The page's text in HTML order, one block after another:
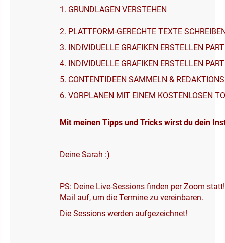
1. GRUNDLAGEN VERSTEHEN
2. PLATTFORM-GERECHTE TEXTE
3. INDIVIDUELLE GRAFIKEN ERSTELLEN
4. INDIVIDUELLE GRAFIKEN ERSTELLEN
5. CONTENTIDEEN SAMMELN &
6. VORPLANEN MIT EINEM KOSTENLOSEN
Mit meinen Tipps und Tricks wirst du dein
Deine Sarah :)
PS: Deine Live-Sessions finden per Zoom
Mail auf, um die Termine zu vereinbaren.
Die Sessions werden aufgezeichnet!